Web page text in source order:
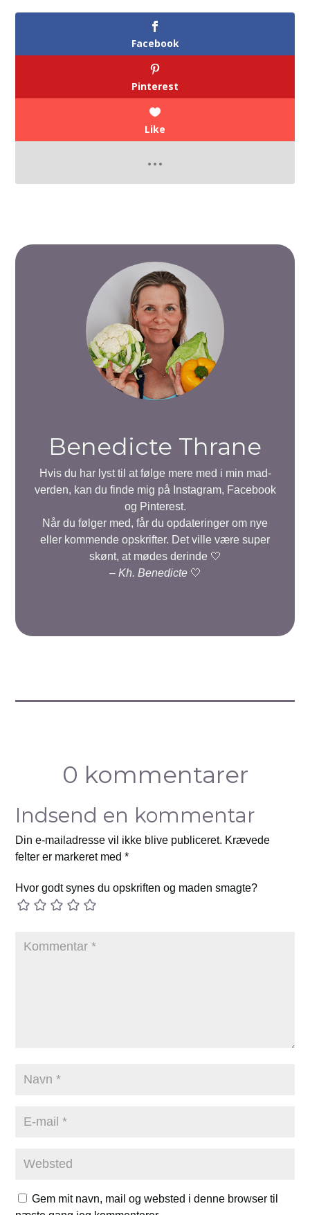
Facebook
Pinterest
Like
Benedicte Thrane
Hvis du har lyst til at følge mere med i min mad-
verden, kan du finde mig på Instagram, Facebook
og Pinterest.
Når du følger med, får du opdateringer om nye
eller kommende opskrifter. Det ville være super
skønt, at mødes derinde 🤍
– Kh. Benedicte🤍
0 kommentarer
Indsend en kommentar
Din e-mailadresse vil ikke blive publiceret. Krævede
felter er markeret med*
Hvor godt synes du opskriften og maden smagte?
Gem mit navn, mail og websted i denne browser til